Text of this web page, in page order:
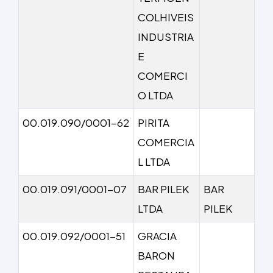
COLHIVEIS
INDUSTRIA
E
COMERCI
O LTDA
00.019.090/0001-62
PIRITA
COMERCIA
L LTDA
00.019.091/0001-07
BAR PILEK
LTDA
BAR
PILEK
00.019.092/0001-51
GRACIA
BARON